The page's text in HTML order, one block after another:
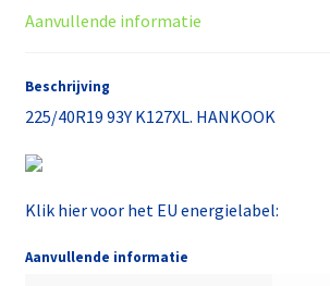
Aanvullende informatie
Beschrijving
225/40R19 93Y K127XL. HANKOOK
Klik hier voor het EU energielabel:
Aanvullende informatie